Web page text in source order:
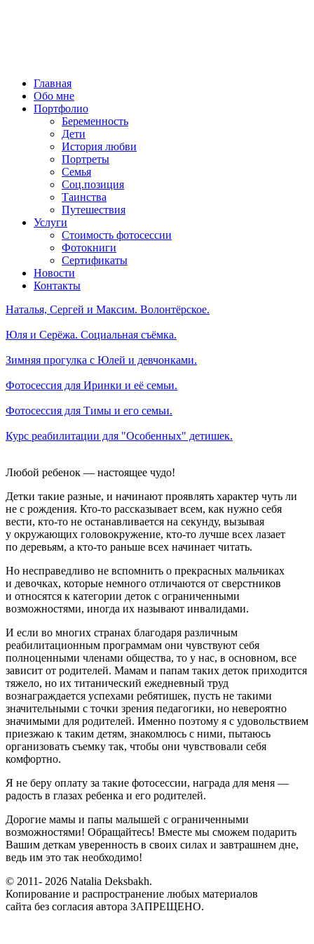
Главная
Обо мне
Портфолио
Беременность
Дети
История любви
Портреты
Семья
Соц.позиция
Таинства
Путешествия
Услуги
Стоимость фотосессии
Фотокниги
Сертификаты
Новости
Контакты
Наталья, Сергей и Максим. Волонтёрское.
Юля и Серёжа. Социальная съёмка.
Зимняя прогулка с Юлей и девчонками.
Фотосессия для Иринки и её семьи.
Фотосессия для Тимы и его семьи.
Курс реабилитации для "Особенных" детишек.
Любой ребенок — настоящее чудо!
Детки такие разные, и начинают проявлять характер чуть ли
не с рождения. Кто-то рассказывает всем, как нужно себя
вести, кто-то не останавливается на секунду, вызывая
у окружающих головокружение, кто-то лучше всех лазает
по деревьям, а кто-то раньше всех начинает читать.
Но несправедливо не вспомнить о прекрасных мальчиках
и девочках, которые немного отличаются от сверстников
и относятся к категории деток с ограниченными
возможностями, иногда их называют инвалидами.
И если во многих странах благодаря различным
реабилитационным программам они чувствуют себя
полноценными членами общества, то у нас, в основном, все
зависит от родителей. Мамам и папам таких деток приходится
тяжело, но их титанический ежедневный труд
вознаграждается успехами ребятишек, пусть не такими
значительными с точки зрения педагогики, но невероятно
значимыми для родителей. Именно поэтому я с удовольствием
приезжаю к таким детям, знакомлюсь с ними, пытаюсь
организовать съемку так, чтобы они чувствовали себя
комфортно.
Я не беру оплату за такие фотосессии, награда для меня —
радость в глазах ребенка и его родителей.
Дорогие мамы и папы малышей с ограниченными
возможностями! Обращайтесь! Вместе мы сможем подарить
Вашим деткам уверенность в своих силах и завтрашнем дне,
ведь им это так необходимо!
© 2011- 2026 Natalia Deksbakh.
Копирование и распространение любых материалов
сайта без согласия автора ЗАПРЕЩЕНО.